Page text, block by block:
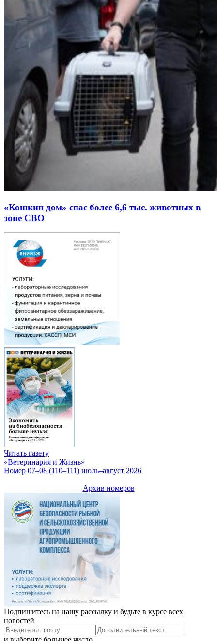
«Кошкин дом» спас более 6,6 тыс. животных в
зоне СВО
Читать газету
«Ветеринария и Жизнь»
Номер 07–08 (110–111) июль–август 2026
Архив номеров
Подпишитесь на нашу рассылку и будьте в курсе всех
новостей
и выберите большее число